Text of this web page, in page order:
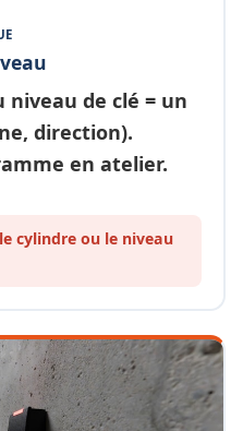
niveau de clé = un
direction).
en atelier.
cylindre ou le niveau